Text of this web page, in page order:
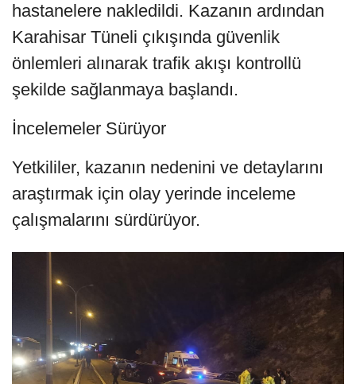
hastanelere nakledildi. Kazanın ardından
Karahisar Tüneli çıkışında güvenlik
önlemleri alınarak trafik akışı kontrollü
şekilde sağlanmaya başlandı.
İncelemeler Sürüyor
Yetkililer, kazanın nedenini ve detaylarını
araştırmak için olay yerinde inceleme
çalışmalarını sürdürüyor.